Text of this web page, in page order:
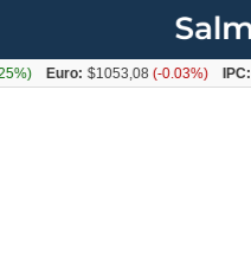
$1053,08(-0.03%) IPC: -0.20%